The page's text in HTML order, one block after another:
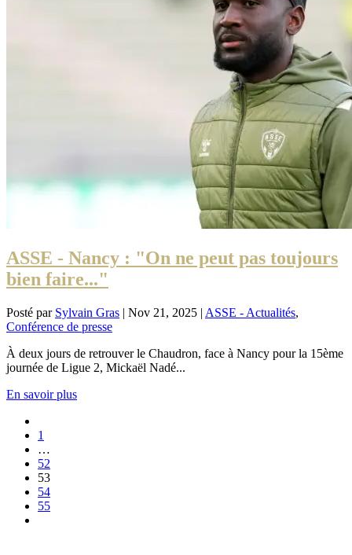
ASSE - Nancy : "On ne peut pas toujours
bien faire..."
Posté par Sylvain Gras | Nov 21, 2025 | ASSE - Actualités,
Conférence de presse
À deux jours de retrouver le Chaudron, face à Nancy pour la 15ème
journée de Ligue 2, Mickaël Nadé...
En savoir plus
1
…
52
53
54
55